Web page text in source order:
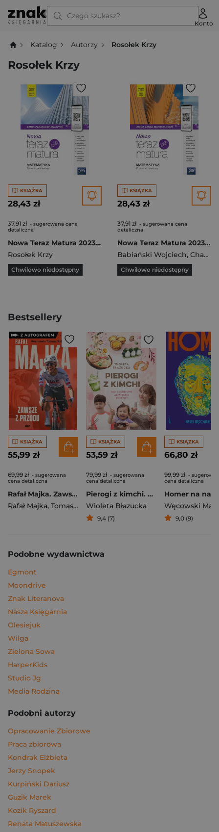
Czego szukasz?
Konto
Katalog Autorzy Rosołek Krzy
Rosołek Krzy
KSIĄŻKA
28,43 zł
37,91 zł - sugerowana cena
detaliczna
Nowa Teraz Matura 2023 Matematyka Zbiór zadań maturalnych Poziom podstawowy Szkoła ponadpodstawowa
Rosołek Krzy
Chwilowo niedostępny
KSIĄŻKA
28,43 zł
37,91 zł - sugerowana cena
detaliczna
Nowa Teraz Matura 2023 Matematyka Zbiór zadań maturalnych Poziom rozszerzony Szkoła ponadpodstawowa
Babiański Wojciech, Chańko Lech
Chwilowo niedostępny
Bestsellery
KSIĄŻKA
55,99 zł
69,99 zł - sugerowana
cena detaliczna
Rafał Majka. Zawsze z przodu. Rozmawia Tomasz Kalemba - książka z autografem
Rafał Majka, Tomasz Kalemba
KSIĄŻKA
53,59 zł
79,99 zł - sugerowana
cena detaliczna
Pierogi z kimchi. Moje ulubione azjatyckie przepisy
Wioleta Błazucka
9,4 (7)
KSIĄŻKA
66,80 zł
99,99 zł -
cena detaliczna
Węcowski
9,0 (9)
Podobne wydawnictwa
Egmont
Moondrive
Znak Literanova
Nasza Księgarnia
Olesiejuk
Wilga
Zielona Sowa
HarperKids
Studio Jg
Media Rodzina
Podobni autorzy
Opracowanie Zbiorowe
Praca zbiorowa
Kondrak Elżbieta
Jerzy Snopek
Kurpiński Dariusz
Guzik Marek
Kozik Ryszard
Renata Matuszewska